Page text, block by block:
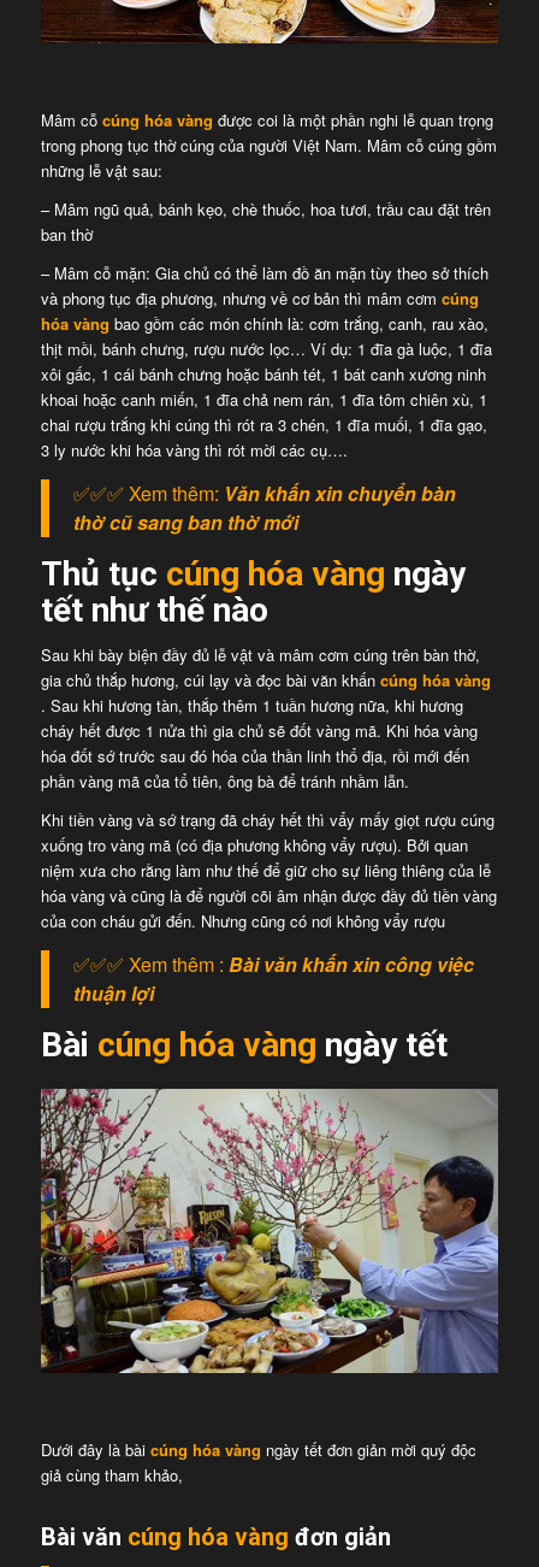
Mâm cỗ cúng hóa vàng được coi là một phần nghi lễ quan trọng
trong phong tục thờ cúng của người Việt Nam. Mâm cỗ cúng gồm
những lễ vật sau:
– Mâm ngũ quả, bánh kẹo, chè thuốc, hoa tươi, trầu cau đặt trên
ban thờ
– Mâm cỗ mặn: Gia chủ có thể làm đồ ăn mặn tùy theo sở thích
và phong tục địa phương, nhưng về cơ bản thì mâm cơm cúng
hóa vàng bao gồm các món chính là: cơm trắng, canh, rau xào,
thịt mồi, bánh chưng, rượu nước lọc… Ví dụ: 1 đĩa gà luộc, 1 đĩa
xôi gấc, 1 cái bánh chưng hoặc bánh tét, 1 bát canh xương ninh
khoai hoặc canh miến, 1 đĩa chả nem rán, 1 đĩa tôm chiên xù, 1
chai rượu trắng khi cúng thì rót ra 3 chén, 1 đĩa muối, 1 đĩa gạo,
3 ly nước khi hóa vàng thì rót mời các cụ….
✅✅✅ Xem thêm: Văn khấn xin chuyển bàn
thờ cũ sang ban thờ mới
Thủ tục cúng hóa vàng ngày
tết như thế nào
Sau khi bày biện đầy đủ lễ vật và mâm cơm cúng trên bàn thờ,
gia chủ thắp hương, cúi lạy và đọc bài văn khấn cúng hóa vàng
. Sau khi hương tàn, thắp thêm 1 tuần hương nữa, khi hương
cháy hết được 1 nửa thì gia chủ sẽ đốt vàng mã. Khi hóa vàng
hóa đốt sớ trước sau đó hóa của thần linh thổ địa, rồi mới đến
phần vàng mã của tổ tiên, ông bà để tránh nhầm lẫn.
Khi tiền vàng và sớ trạng đã cháy hết thì vẩy mấy giọt rượu cúng
xuống tro vàng mã (có địa phương không vẩy rượu). Bởi quan
niệm xưa cho rằng làm như thế để giữ cho sự liêng thiêng của lễ
hóa vàng và cũng là để người cõi âm nhận được đầy đủ tiền vàng
của con cháu gửi đến. Nhưng cũng có nơi không vẩy rượu
✅✅✅ Xem thêm : Bài văn khấn xin công việc
thuận lợi
Bài cúng hóa vàng ngày tết
Dưới đây là bài cúng hóa vàng ngày tết đơn giản mời quý độc
giả cùng tham khảo,
Bài văn cúng hóa vàng đơn giản